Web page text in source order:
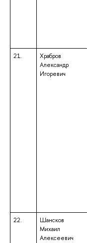
21.
Храбров
Александр
Игоревич
22.
Шансков
Михаил
Алексеевич